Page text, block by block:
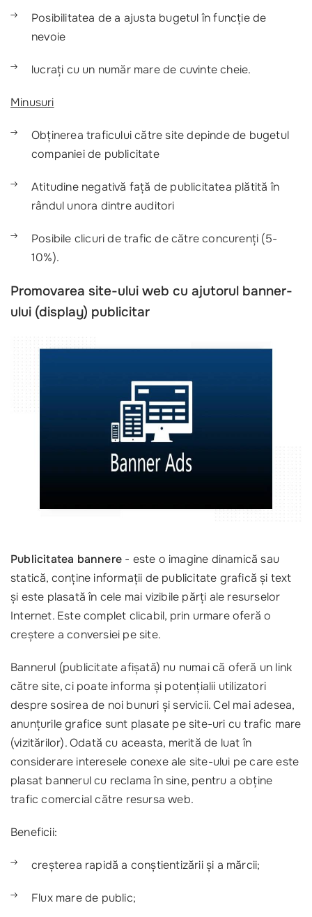
Posibilitatea de a ajusta bugetul în funcție de
nevoie
lucrați cu un număr mare de cuvinte cheie.
Minusuri
Obținerea traficului către site depinde de bugetul
companiei de publicitate
Atitudine negativă față de publicitatea plătită în
rândul unora dintre auditori
Posibile clicuri de trafic de către concurenți (5-
10%).
Promovarea site-ului web cu ajutorul banner-
ului (display) publicitar
Publicitatea bannere - este o imagine dinamică sau
statică, conține informații de publicitate grafică și text
și este plasată în cele mai vizibile părți ale resurselor
Internet. Este complet clicabil, prin urmare oferă o
creștere a conversiei pe site.
Bannerul (publicitate afișată) nu numai că oferă un link
către site, ci poate informa și potențialii utilizatori
despre sosirea de noi bunuri și servicii. Cel mai adesea,
anunțurile grafice sunt plasate pe site-uri cu trafic mare
(vizitărilor). Odată cu aceasta, merită de luat în
considerare interesele conexe ale site-ului pe care este
plasat bannerul cu reclama în sine, pentru a obține
trafic comercial către resursa web.
Beneficii:
creșterea rapidă a conștientizării și a mărcii;
Flux mare de public;